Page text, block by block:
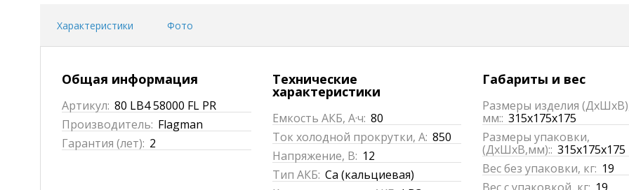
Характеристики Фото
Общая информация
Артикул: 80 LB4 58000 FL PR
Производитель: Flagman
Гарантия (лет): 2
Технические
характеристики
Емкость АКБ, А·ч: 80
Ток холодной прокрутки, А: 850
Напряжение, В: 12
Тип АКБ: Ca (кальциевая)
Габариты и вес
Размеры изделия
мм:: 315x175x175
Размеры упаковки,
(ДхШхВ,мм):: 315x175x175
Вес без упаковки, кг: 19